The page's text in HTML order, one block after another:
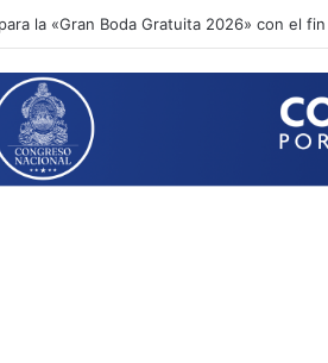
la «Gran Boda Gratuita 2026» con el